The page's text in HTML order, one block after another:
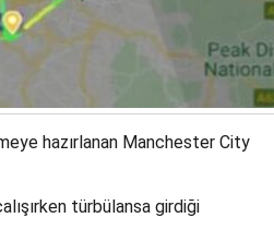
hazırlanan Manchester City
türbülansa girdiği